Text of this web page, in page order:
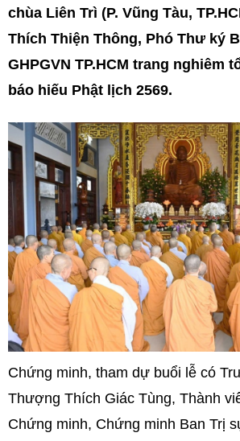
chùa Liên Trì (P. Vũng Tàu,
Thích Thiện Thông, Phó Thư ký
GHPGVN TP.HCM trang nghiêm
báo hiếu Phật lịch 2569.
Chứng minh, tham dự buổi lễ có
Thượng Thích Giác Tùng, Thành
Chứng minh, Chứng minh Ban Trị